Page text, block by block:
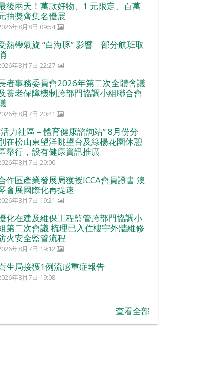
後兩天！萬款好物、1 元限定、百萬
抽獎齊集名優展
年8月8日 09:54
熱帶氣旋 “白海豚” 影響 部分航班取
年8月7日 22:27
者事務委員會2026年第二次全體會議
養老保障機制跨部門協調小組聯合會
年8月7日 20:41
活力社區 – 體育健康諮詢站” 8月份分
在松山東望洋眺望台及綠楊花園休憩
舉行，設有健康資訊推廣
年8月7日 20:00
作區產業發展局獲授ICCA會員證書 澳
會展國際化再提速
年8月7日 19:21
化在建及維保工程監管跨部門協調小
第二次會議 梳理已入住樓宇外牆維修
火安全監管流程
年8月7日 19:12
生局接獲1例流感重症報告
年8月7日 19:08
查看全部